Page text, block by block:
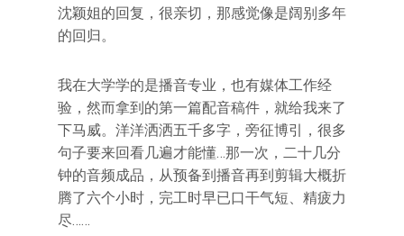
沈颖姐的回复，很亲切，那感觉像是阔别多年
的回归。
我在大学学的是播音专业，也有媒体工作经
验，然而拿到的第一篇配音稿件，就给我来了
下马威。洋洋洒洒五千多字，旁征博引，很多
句子要来回看几遍才能懂…那一次，二十几分
钟的音频成品，从预备到播音再到剪辑大概折
腾了六个小时，完工时早已口干气短、精疲力
尽……